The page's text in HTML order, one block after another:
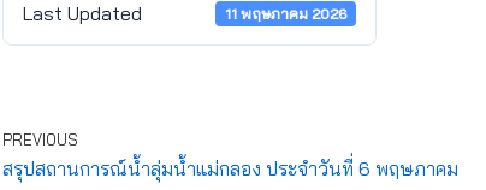
Last Updated 11 พฤษภาคม 2026
PREVIOUS
สรุปสถานการณ์น้ำลุ่มน้ำแม่กลอง ประจำวันที่ 6 พฤษภาคม